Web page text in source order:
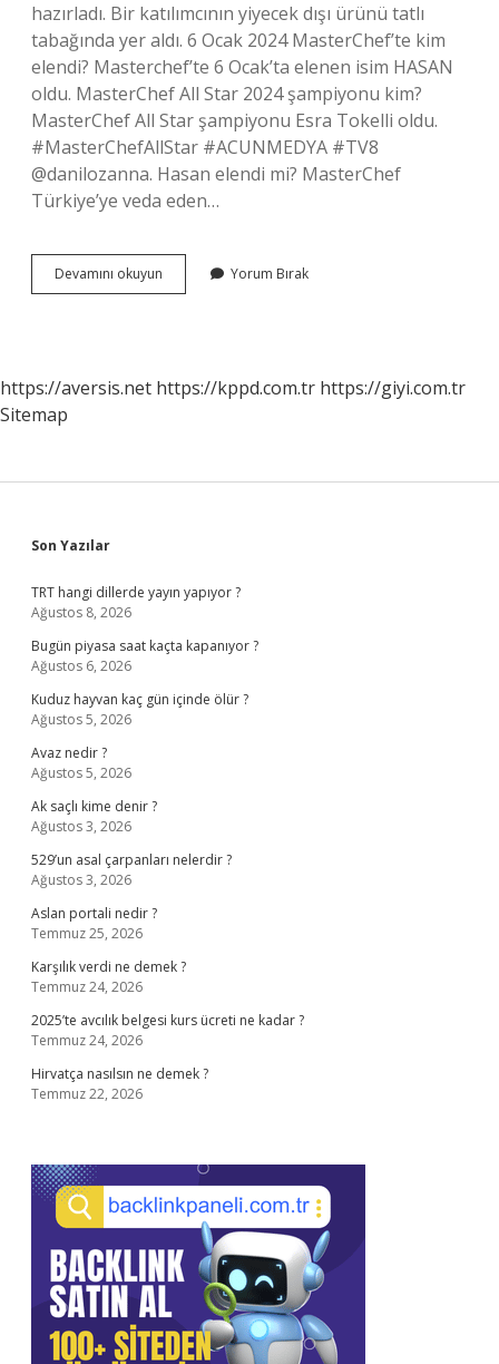
hazırladı. Bir katılımcının yiyecek dışı ürünü tatlı
tabağında yer aldı. 6 Ocak 2024 MasterChef’te kim
elendi? Masterchef’te 6 Ocak’ta elenen isim HASAN
oldu. MasterChef All Star 2024 şampiyonu kim?
MasterChef All Star şampiyonu Esra Tokelli oldu.
#MasterChefAllStar #ACUNMEDYA #TV8
@danilozanna. Hasan elendi mi? MasterChef
Türkiye’ye veda eden…
Devamını okuyun Masterchef
Yarı
Yorum Bırak
https://aversis.net https://kppd.com.tr https://giyi.com.tr
Sitemap
Sidebar
Son Yazılar
TRT hangi dillerde yayın yapıyor ?
Ağustos 8, 2026
Bugün piyasa saat kaçta kapanıyor ?
Ağustos 6, 2026
Kuduz hayvan kaç gün içinde ölür ?
Ağustos 5, 2026
Avaz nedir ?
Ağustos 5, 2026
Ak saçlı kime denir ?
Ağustos 3, 2026
529’un asal çarpanları nelerdir ?
Ağustos 3, 2026
Aslan portali nedir ?
Temmuz 25, 2026
Karşılık verdi ne demek ?
Temmuz 24, 2026
2025’te avcılık belgesi kurs ücreti ne kadar ?
Temmuz 24, 2026
Hirvatça nasılsın ne demek ?
Temmuz 22, 2026